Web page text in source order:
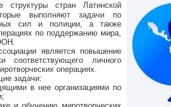
структуры стран Латинской
выполняют задачи по
сил и полиции, а также
по поддержанию мира,
является повышение
соответствующего личного
операциях.
задачи:
в нее организациями по